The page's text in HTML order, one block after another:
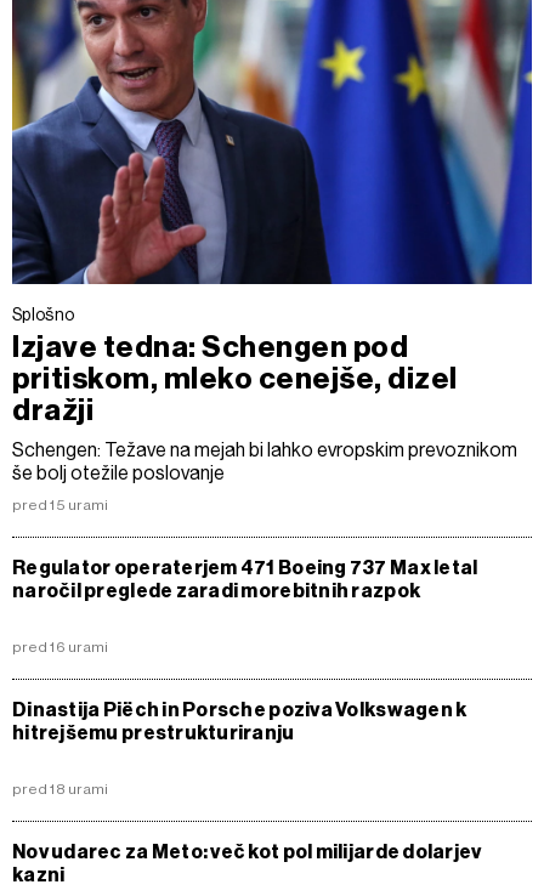
Splošno
Izjave tedna: Schengen pod
pritiskom, mleko cenejše, dizel
dražji
Schengen: Težave na mejah bi lahko evropskim prevoznikom
še bolj otežile poslovanje
pred 15 urami
Regulator operaterjem 471 Boeing 737 Max letal
naročil preglede zaradi morebitnih razpok
pred 16 urami
Dinastija Piëch in Porsche poziva Volkswagen k
hitrejšemu prestrukturiranju
pred 18 urami
Nov udarec za Meto: več kot pol milijarde dolarjev
kazni